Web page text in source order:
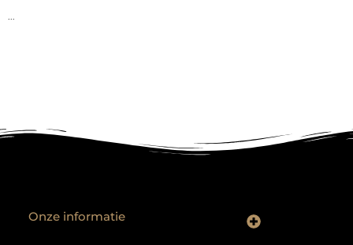
Onze informatie